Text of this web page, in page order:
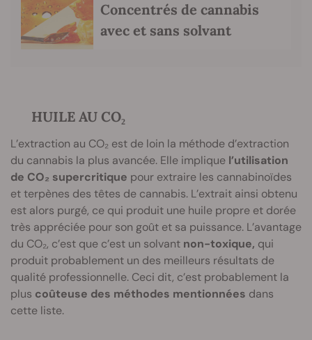
Concentrés de cannabis
avec et sans solvant
HUILE AU CO₂
L’extraction au CO₂ est de loin la méthode d’extraction
du cannabis la plus avancée. Elle implique l’utilisation
de CO₂ supercritique pour extraire les cannabinoïdes
et terpènes des têtes de cannabis. L’extrait ainsi obtenu
est alors purgé, ce qui produit une huile propre et dorée
très appréciée pour son goût et sa puissance. L’avantage
du CO₂, c’est que c’est un solvant non-toxique, qui
produit probablement un des meilleurs résultats de
qualité professionnelle. Ceci dit, c’est probablement la
plus coûteuse des méthodes mentionnées dans
cette liste.